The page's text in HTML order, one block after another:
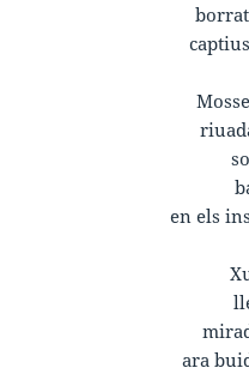
en els
ara